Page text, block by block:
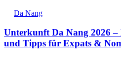
Da Nang
Unterkunft Da Nang 2026 –
und Tipps für Expats &